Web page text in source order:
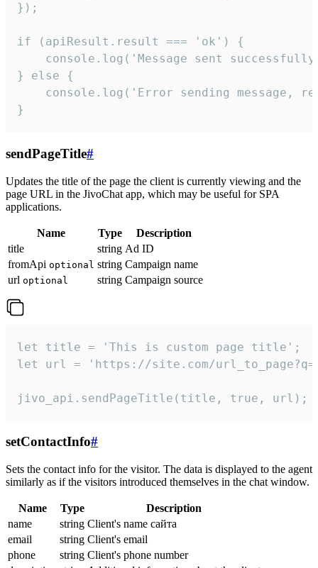
});
if (apiResult.result === 'ok') {
console.log('Message sent
} else {
console.log('Error sending message,
}
sendPageTitle#
Updates the title of the page the client is currently viewing and the
page URL in the JivoChat app, which may be useful for SPA
applications.
Name Type
Description
title
string Ad ID
fromApi optional string Campaign name
url optional string Campaign source
let title = 'This is custom page title';
let url = 'https://site.com/
jivo_api.sendPageTitle(title, true, url);
setContactInfo#
Sets the contact info for the visitor. The data is displayed to the agent
similarly as if the visitors introduced themselves in the chat window.
Name Type
Description
name
string Client's name сайта
email
string Client's email
phone
string Client's phone number